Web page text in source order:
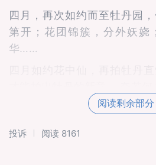
四月，再次如约而至牡丹园
第开；花团锦簇，分外妖娆
华……
索性背着相机和架子，围绕
地观察、学摸起来，试图找到
阅读剩余部分
投诉 阅读 8161